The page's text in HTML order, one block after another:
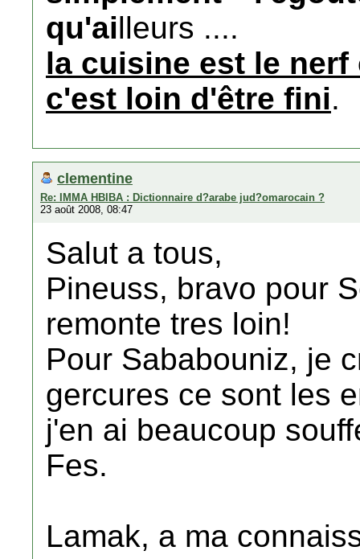
qu'ailleurs ....
la cuisine est le
c'est loin d'être fini.
clementine
Re: IMMA HBIBA : Dictionnaire d?arabe jud?omarocain ?
23 août 2008, 08:47
Salut a tous,
Pineuss, bravo pour
remonte tres loin!
Pour Sababouniz, je
gercures ce sont les
j'en ai beaucoup
Fes.
Lamak, a ma